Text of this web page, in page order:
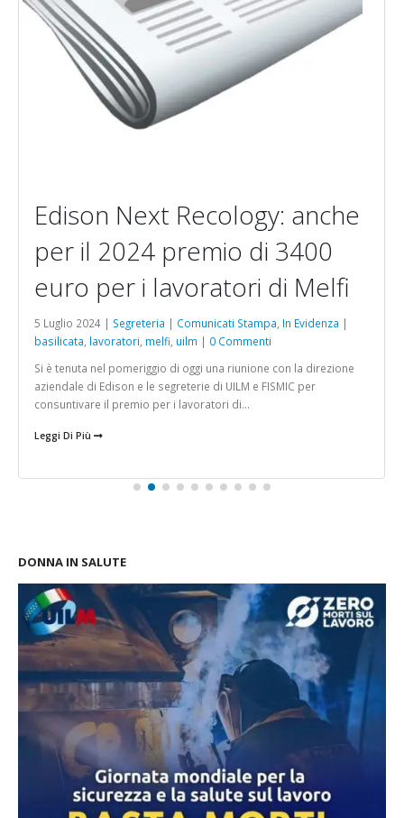
Edison Next Recology: anche
per il 2024 premio di 3400
euro per i lavoratori di Melfi
5 Luglio 2024 | Segreteria | Comunicati Stampa In Evidenza |
basilicata lavoratori melfi uilm | 0 Commenti
Si è tenuta nel pomeriggio di oggi una riunione con la direzione
aziendale di Edison e le segreterie di UILM e FISMIC per
consuntivare il premio per i lavoratori di...
Leggi Di Più
DONNA IN SALUTE